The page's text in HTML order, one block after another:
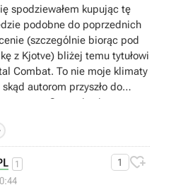
spodziewałem kupując tę
podobne do poprzednich
(szczególnie biorąc pod
z Kjotve) bliżej temu tytułowi
Combat. To nie moje klimaty
autorom przyszło do
Gra staje się przez to
niegrywalna i
domyślam rozwój postaci
walki. Bez przejścia tego
dalszej progresji. Czyli... Moja
się kończy. Dziękuję.
1 1 